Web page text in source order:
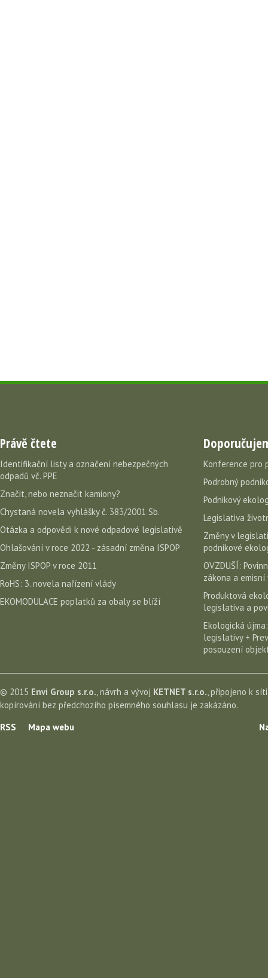
Právě čtete
Identifikační listy a označení nebezpečných
odpadů vč. PPE
Značit, nebo neznačit kamiony?
Chystaná novela vyhlášky č. 383/2001 Sb.
Otázka a odpovědi k nové odpadové legislativě
Ohlašování v roce 2022 - zásadní změna ISPOP
Změny ISPOP v roce 2011
RoHS: 3. novela nařízení vlády
EKOMODULACE poplatků za obaly se blíží
Konference pro
Podrobný
Podnikový
Legislativa
Změny v
podnikové
OVZDUŠÍ:
zákona a emisní
Produktová
legislativa a
Ekologická
legislativy +
posouzení
© 2015 Envi Group s.r.o., návrh a vývoj KETNET s.r.o., připojeno k
kopírování bez předchozího písemného souhlasu je zakázáno.
RSS
Mapa webu